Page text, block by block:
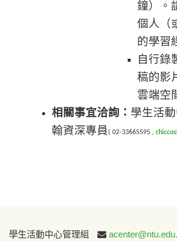
鐘）。
個人（
的學習
自行錄
稿的影
雲端空
相關事宜洽詢： 學生活
翰資深專員 ( 02-33665595 ,
:::
學生活動中心管理組